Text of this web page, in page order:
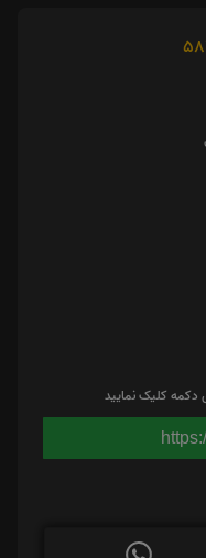
کلیک نمایید